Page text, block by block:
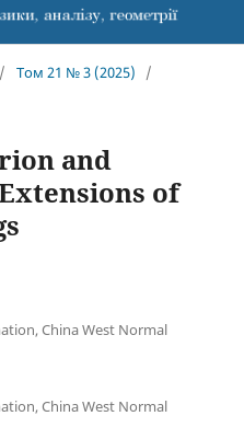
/ Том 21 № 3 (2025)
/
and
of
China West Normal
China West Normal